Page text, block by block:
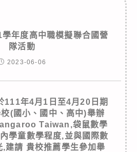
年度高中職模擬聯合國營
隊活動
2023-06-06
111年4月1日至4月20日期
(國小、國中、高中)舉辦
Taiwan,袋鼠數學
學童數學程度,並與國際數
,建請 貴校推薦學生參加舉